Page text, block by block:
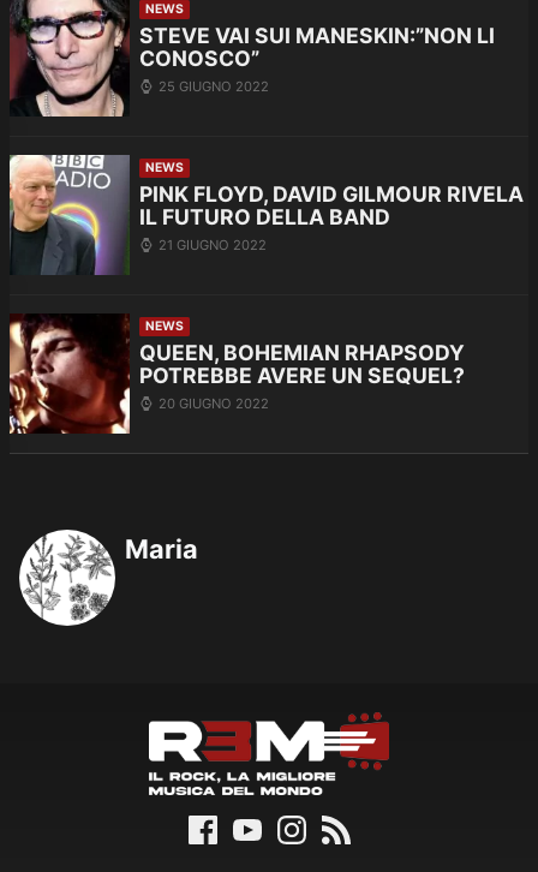
NEWS
STEVE VAI SUI MANESKIN:”NON LI
CONOSCO”
25 GIUGNO 2022
NEWS
PINK FLOYD, DAVID GILMOUR RIVELA
IL FUTURO DELLA BAND
21 GIUGNO 2022
NEWS
QUEEN, BOHEMIAN RHAPSODY
POTREBBE AVERE UN SEQUEL?
20 GIUGNO 2022
Maria